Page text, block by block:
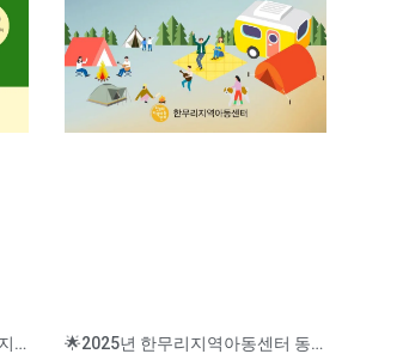
🔬 과학동아리 체험학습-한무리지역아동센터
🌟2025년 한무리지역아동센터 동아리 캠프🌟